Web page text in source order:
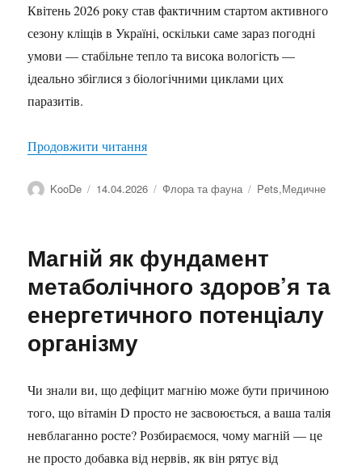
Квітень 2026 року став фактичним стартом активного
сезону кліщів в Україні, оскільки саме зараз погодні
умови — стабільне тепло та висока вологість —
ідеально збіглися з біологічними циклами цих
паразитів.
Продовжити читання“Сезон кліщів 2026”
Автор
KooDe Оприлюднено
14.04.2026 Категорії
Флора та фауна Позначки
Pets,Медичне
Магній як фундамент
метаболічного здоров’я та
енергетичного потенціалу
організму
Чи знали ви, що дефіцит магнію може бути причиною
того, що вітамін D просто не засвоюється, а ваша талія
невблаганно росте? Розбираємося, чому магній — це
не просто добавка від нервів, як він рятує від